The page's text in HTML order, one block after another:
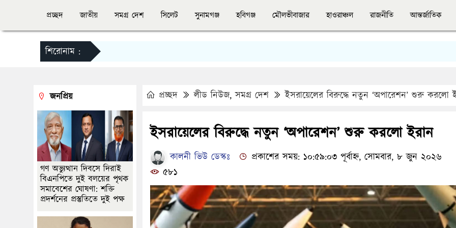
প্রচ্ছদ জাতীয় সমগ্র দেশ সিলেট সুনামগঞ্জ হবিগঞ্জ মৌলভীবাজার হাওরাঞ্চল রাজনীতি আন্তর্জাতিক
শিরোনাম :
প্রচ্ছদ লীড নিউজ,সমগ্র দেশ ইসরায়েলের বিরুদ্ধে নতুন ‘অপারেশন’ শুরু করলো
ইসরায়েলের বিরুদ্ধে নতুন ‘অপারেশন’ শুরু করলো ইরান
কালনী ভিউ ডেস্কঃ
প্রকাশের সময়: ১০:৫৯:০৩ পূর্বাহ্ন, সোমবার, ৮ জুন ২০২৬
৫৮১
জনপ্রিয়
গণ অভ্যুত্থান দিবসে দিরাই
বিএনপিতে দুই বলয়ের পৃথক
সমাবেশের ঘোষণা: শক্তি
প্রদর্শনের প্রস্তুতিতে দুই পক্ষ